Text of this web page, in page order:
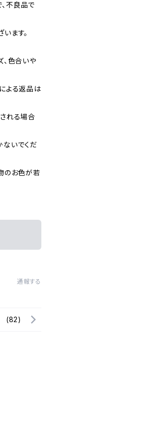
不良品で
ます。
、色合いや
よる返品は
れる場合
ないでくだ
のお色が若
通報する
(82)